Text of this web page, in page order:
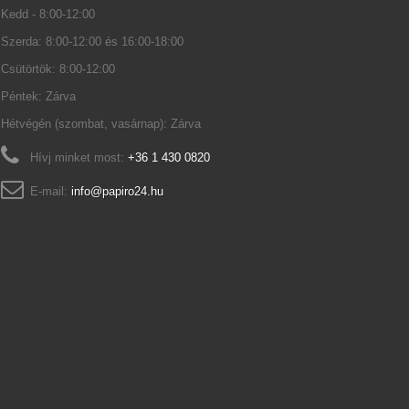
Kedd - 8:00-12:00
Szerda: 8:00-12:00 és 16:00-18:00
Csütörtök: 8:00-12:00
Péntek: Zárva
Hétvégén (szombat, vasárnap): Zárva
Hívj minket most: +36 1 430 0820
E-mail: info@papiro24.hu